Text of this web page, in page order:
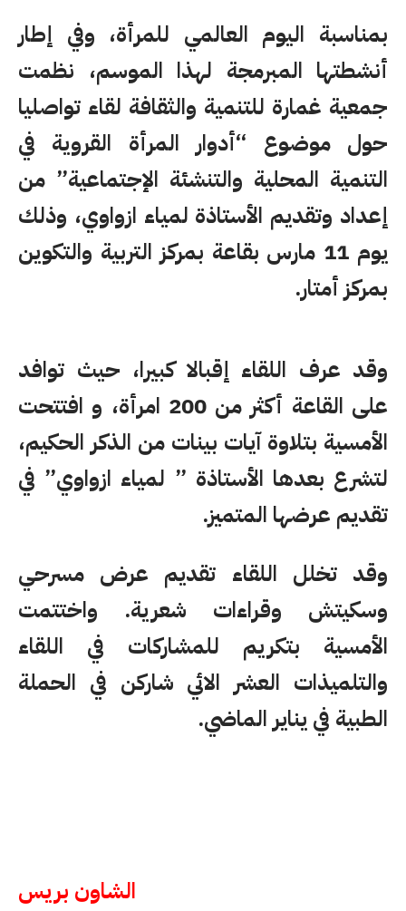
بمناسبة اليوم العالمي للمرأة، وفي إطار
أنشطتها المبرمجة لهذا الموسم، نظمت
جمعية غمارة للتنمية والثقافة لقاء تواصليا
حول موضوع “أدوار المرأة القروية في
التنمية المحلية والتنشئة اﻹجتماعية” من
إعداد وتقديم اﻷستاذة لمياء ازواوي، وذلك
يوم 11 مارس بقاعة بمركز التربية والتكوين
بمركز أمتار.
وقد عرف اللقاء إقبالا كبيرا، حيث توافد
على القاعة أكثر من 200 امرأة، و افتتحت
اﻷمسية بتلاوة آيات بينات من الذكر الحكيم،
لتشرع بعدها الأستاذة ” لمياء ازواوي” في
تقديم عرضها المتميز.
وقد تخلل اللقاء تقديم عرض مسرحي
وسكيتش وقراءات شعرية. واختتمت
اﻷمسية بتكريم للمشاركات في اللقاء
والتلميذات العشر الائي شاركن في الحملة
الطبية في يناير الماضي.
الشاون بريس